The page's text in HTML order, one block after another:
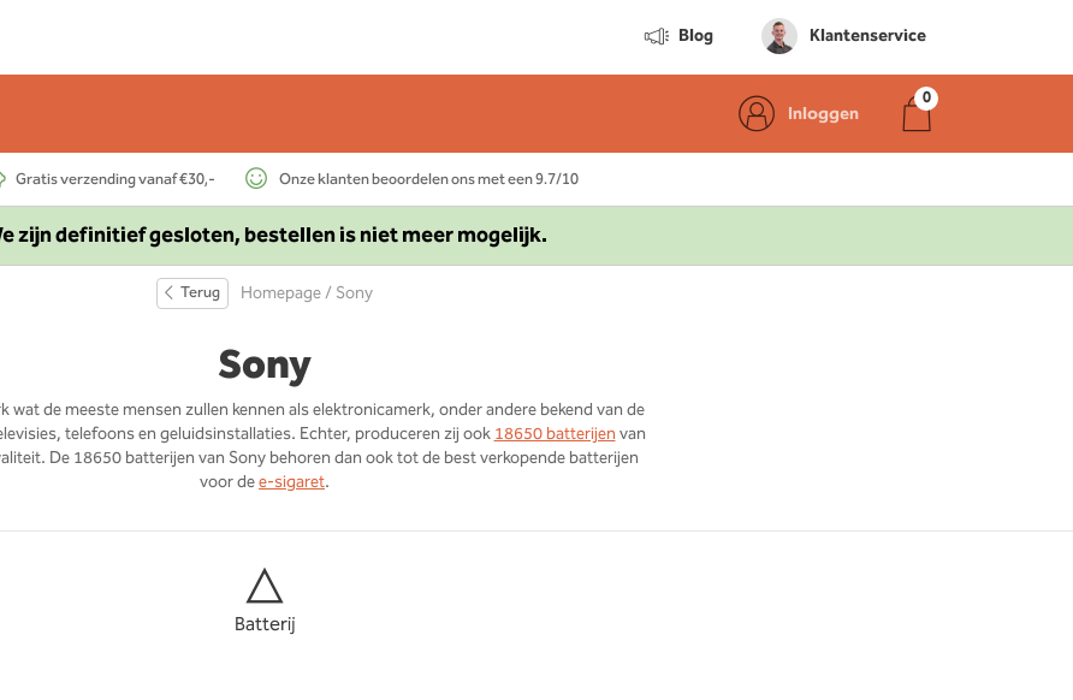
Blog Klantenservice
Inloggen
Gratis verzending vanaf €30,- Onze klanten beoordelen ons met een 9.7/10
zijn definitief gesloten, bestellen is niet meer mogelijk.
Terug Homepage/ Sony
Sony
wat de meeste mensen zullen kennen als elektronicamerk, onder andere bekend van de
telefoons en geluidsinstallaties. Echter, produceren zij ook18650 batterijenvan
De 18650 batterijen van Sony behoren dan ook tot de best verkopende batterijen
voor dee-sigaret.
Batterij